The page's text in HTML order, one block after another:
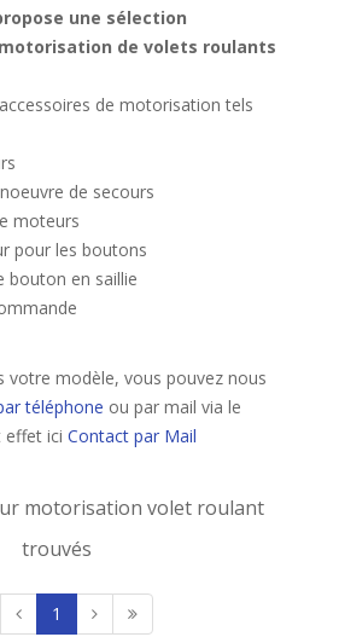
une sélection
de volets roulants
de motorisation tels
de secours
moteurs
pour les boutons
bouton en saillie
votre modèle, vous pouvez nous
téléphone ou par mail via le
effet ici Contact par Mail
motorisation volet roulant
trouvés
1